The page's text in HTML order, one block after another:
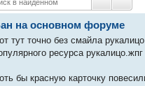
Поиск
на основном форуме
тут точно без смайла
ресурса рукалицо.жпг
бы красную карточку